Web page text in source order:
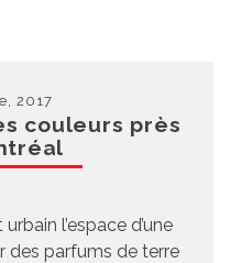
2017
couleurs près
l’espace d’une
des parfums de terre